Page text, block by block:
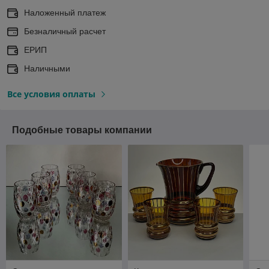
Наложенный платеж
Безналичный расчет
ЕРИП
Наличными
Все условия оплаты
Подобные товары компании